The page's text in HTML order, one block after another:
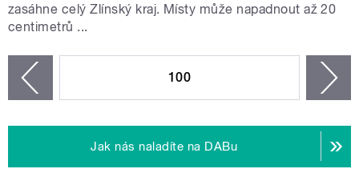
zasáhne celý Zlínský kraj. Místy může napadnout až 20
centimetrů ...
100
Jak nás naladíte na DABu